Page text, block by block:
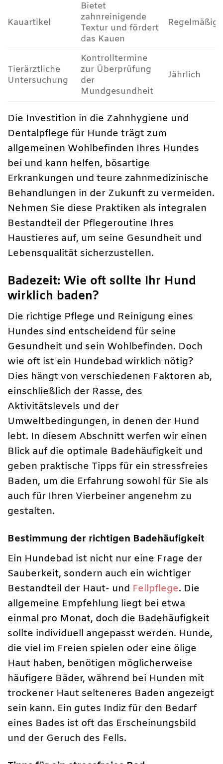
Kauartikel
Bietet
zahnreinigende
Textur und fördert
das Kauen
Regelmäßig
Tierärztliche
Untersuchung
Kontrolltermine
zur Überprüfung
der
Mundgesundheit
Jährlich
Die Investition in die Zahnhygiene und
Dentalpflege für Hunde trägt zum
allgemeinen Wohlbefinden Ihres Hundes
bei und kann helfen, bösartige
Erkrankungen und teure zahnmedizinische
Behandlungen in der Zukunft zu vermeiden.
Nehmen Sie diese Praktiken als integralen
Bestandteil der Pflegeroutine Ihres
Haustieres auf, um seine Gesundheit und
Lebensqualität sicherzustellen.
Badezeit: Wie oft sollte Ihr Hund
wirklich baden?
Die richtige Pflege und Reinigung eines
Hundes sind entscheidend für seine
Gesundheit und sein Wohlbefinden. Doch
wie oft ist ein Hundebad wirklich nötig?
Dies hängt von verschiedenen Faktoren ab,
einschließlich der Rasse, des
Aktivitätslevels und der
Umweltbedingungen, in denen der Hund
lebt. In diesem Abschnitt werfen wir einen
Blick auf die optimale Badehäufigkeit und
geben praktische Tipps für ein stressfreies
Baden, um die Erfahrung sowohl für Sie als
auch für Ihren Vierbeiner angenehm zu
gestalten.
Bestimmung der richtigen Badehäufigkeit
Ein Hundebad ist nicht nur eine Frage der
Sauberkeit, sondern auch ein wichtiger
Bestandteil der Haut- und Fellpflege. Die
allgemeine Empfehlung liegt bei etwa
einmal pro Monat, doch die Badehäufigkeit
sollte individuell angepasst werden. Hunde,
die viel im Freien spielen oder eine ölige
Haut haben, benötigen möglicherweise
häufigere Bäder, während bei Hunden mit
trockener Haut selteneres Baden angezeigt
sein kann. Ein gutes Indiz für den Bedarf
eines Bades ist oft das Erscheinungsbild
und der Geruch des Fells.